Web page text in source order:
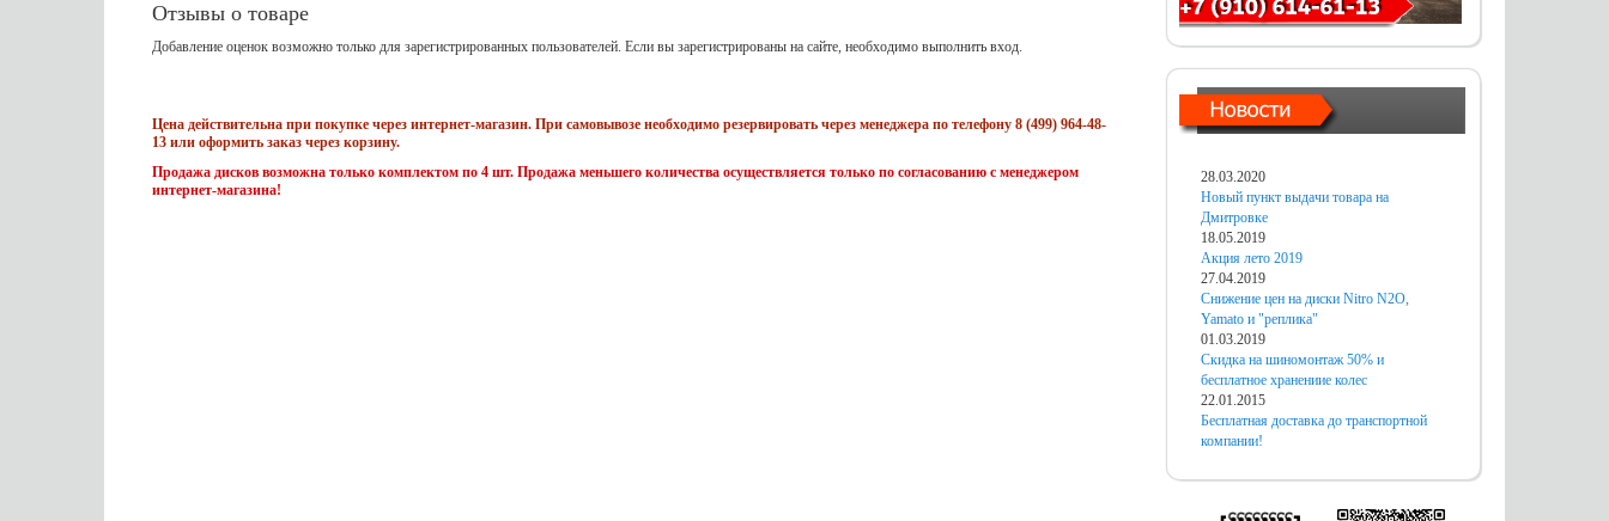
Отзывы о товаре
Добавление оценок возможно только для зарегистрированных пользователей. Если вы зарегистрированы на сайте, необходимо выполнить вход.
Цена действительна при покупке через интернет-магазин. При самовывозе необходимо резервировать через менеджера по телефону 8 (499) 964-48-
13 или оформить заказ через корзину.
Продажа дисков возможна только комплектом по 4 шт. Продажа меньшего количества осуществляется только по согласованию с менеджером
интернет-магазина!
28.03.2020
Новый пункт выдачи товара на
Дмитровке
18.05.2019
Акция лето 2019
27.04.2019
Снижение цен на диски Nitro N2O,
Yamato и "реплика"
01.03.2019
Скидка на шиномонтаж 50% и
бесплатное хранениие колес
22.01.2015
Бесплатная доставка до транспортной
компании!